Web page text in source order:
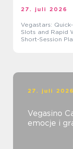
27. juli 2026
Vegastars:
Slots and Rapid
Short‑Session
27. juli 2026
Vegasino
emocje i